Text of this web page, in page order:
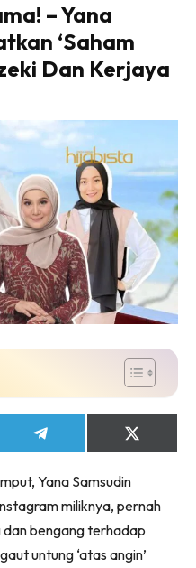
– Yana
‘Saham
Dan Kerjaya
Share
on
Share
on
(Twitter)
Yana Samsudin
miliknya, pernah
bengang terhadap
untung ‘atas angin’